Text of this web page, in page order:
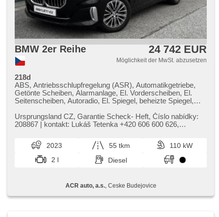
BMW 2er Reihe 24 742 EUR
Möglichkeit der MwSt. abzusetzen
218d
ABS, Antriebsschlupfregelung (ASR), Automatikgetriebe,
Getönte Scheiben, Alarmanlage, El. Vorderscheiben, El.
Seitenscheiben, Autoradio, El. Spiegel, beheizte Spiegel,
Zentralverriegelung, Elektronisches Stabilitätsprogramm
(ESP), USB, El. Klappspiegel, beheizte Lenkrad, Brems-
Spot Anzeige, automatikparken, Vorderlichter LED, täglich
Leuchten, Start-Stop System, Fahrkamera, Bluetooth,
Speicherkarte, bezdrátová nabíječka mobilních telefonů,
isofix, samostmívací zrcátka, parkovací senzory přední,
LED adaptivní světlomety, automatické přepínání dálkových
světel
Ursprungsland CZ,​ Garantie Scheck​- Heft,​ Číslo nabídky:
208867 | kontakt: Lukáš Tetenka ​+420 606 600 626,​
2023 55 tkm
110 kW
2 l
Diesel
ACR auto, a.s., Ceske Budejovice